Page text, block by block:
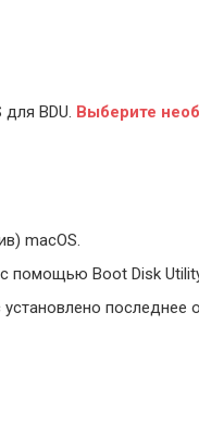
BDU. Выберите
macOS.
помощью Boot Disk
установлено последнее